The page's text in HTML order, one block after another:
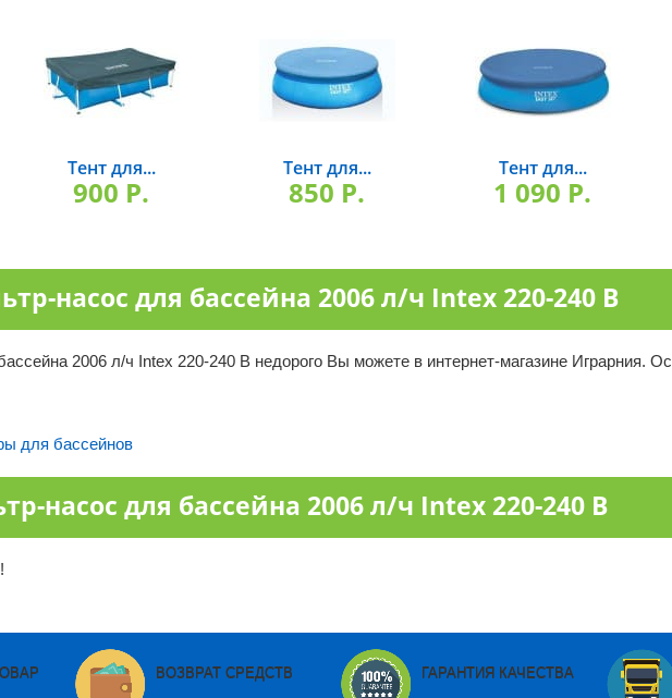
Тент для...
900 P.
Тент для...
850 P.
Тент для...
1 090 P.
насос для бассейна 2006 л/ч Intex 220-240 В
2006 л/ч Intex 220-240 В недорого Вы можете в интернет-магазине Играрния.
для бассейнов
насос для бассейна 2006 л/ч Intex 220-240 В
ВОЗВРАТ СРЕДСТВ ГАРАНТИЯ КАЧЕСТВА